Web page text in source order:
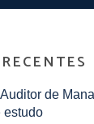
de
estudo